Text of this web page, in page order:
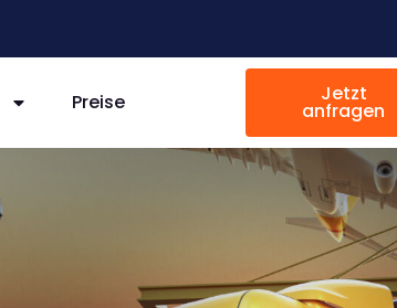
Preise Jetzt
anfragen